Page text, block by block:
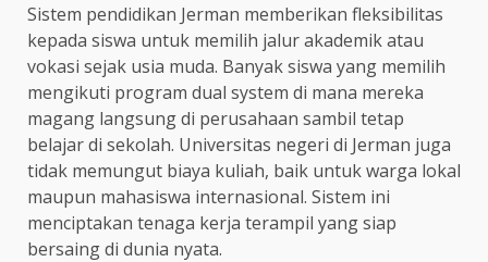
Sistem pendidikan Jerman memberikan fleksibilitas
kepada siswa untuk memilih jalur akademik atau
vokasi sejak usia muda. Banyak siswa yang memilih
mengikuti program dual system di mana mereka
magang langsung di perusahaan sambil tetap
belajar di sekolah. Universitas negeri di Jerman juga
tidak memungut biaya kuliah, baik untuk warga lokal
maupun mahasiswa internasional. Sistem ini
menciptakan tenaga kerja terampil yang siap
bersaing di dunia nyata.